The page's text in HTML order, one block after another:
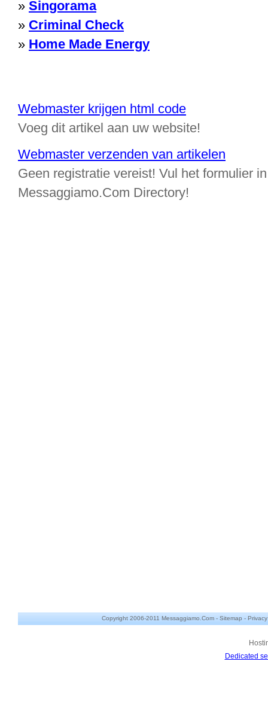
» Singorama
» Criminal Check
» Home Made Energy
Webmaster krijgen html code
Voeg dit artikel aan uw website!
Webmaster verzenden van artikelen
Geen registratie vereist! Vul het formulier
Messaggiamo.Com Directory!
Copyright 2006-2011 Messaggiamo.Com - Sitemap - Privacy
Dedicated